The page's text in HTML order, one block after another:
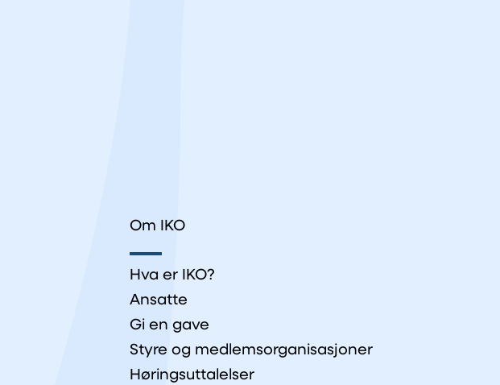
Om IKO
Hva er IKO?
Ansatte
Gi en gave
Styre og medlemsorganisasjoner
Høringsuttalelser